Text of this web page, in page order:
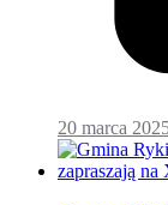
20 marca